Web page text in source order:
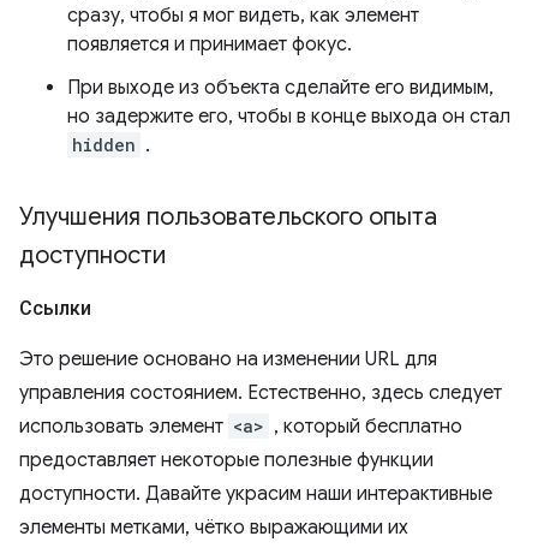
сразу, чтобы я мог видеть, как элемент
появляется и принимает фокус.
При выходе из объекта сделайте его видимым,
но задержите его, чтобы в конце выхода он стал
hidden .
Улучшения пользовательского опыта
доступности
Ссылки
Это решение основано на изменении URL для
управления состоянием. Естественно, здесь следует
использовать элемент <a> , который бесплатно
предоставляет некоторые полезные функции
доступности. Давайте украсим наши интерактивные
элементы метками, чётко выражающими их